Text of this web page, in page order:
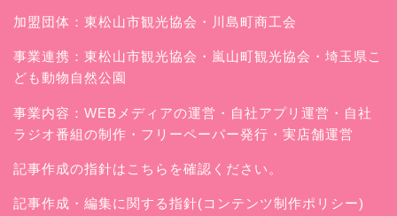
加盟団体：東松山市観光協会・川島町商工会
事業連携：東松山市観光協会・嵐山町観光協会・埼玉県こ
ども動物自然公園
事業内容：WEBメディアの運営・自社アプリ運営・自社
ラジオ番組の制作・フリーペーパー発行・実店舗運営
記事作成の指針はこちらを確認ください。
記事作成・編集に関する指針(コンテンツ制作ポリシー)